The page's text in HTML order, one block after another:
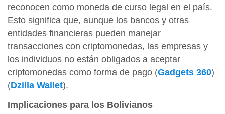
reconocen como moneda de curso legal en el país.
Esto significa que, aunque los bancos y otras
entidades financieras pueden manejar
transacciones con criptomonedas, las empresas y
los individuos no están obligados a aceptar
criptomonedas como forma de pago​ (Gadgets 360)
(Dzilla Wallet)​.
Implicaciones para los Bolivianos